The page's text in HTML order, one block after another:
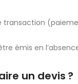
transaction
émis en
un devis ?